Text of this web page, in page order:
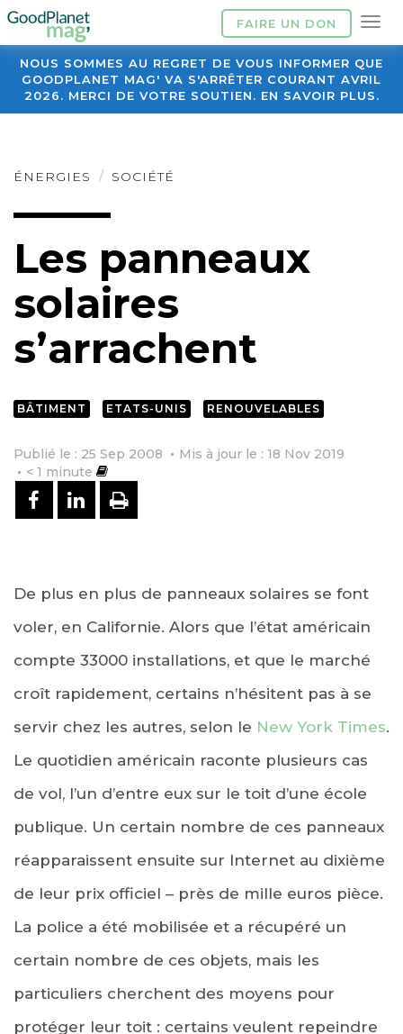
FAIRE UN DON
NOUS SOMMES AU REGRET DE VOUS INFORMER QUE
GOODPLANET MAG' VA S'ARRÊTER COURANT AVRIL
2026. MERCI DE VOTRE SOUTIEN. EN SAVOIR PLUS.
ÉNERGIES SOCIÉTÉ
Les panneaux
solaires
s’arrachent
BÂTIMENT ETATS-UNIS RENOUVELABLES
Publié le : 25 Sep 2008
Mis à jour le : 18 Nov 2019
< 1 minute
PARTAGER SUR FACEBOOK
PARTAGER SUR LINKEDIN
IMPRIMER
De plus en plus de panneaux solaires se font
voler, en Californie. Alors que l’état américain
compte 33000 installations, et que le marché
croît rapidement, certains n’hésitent pas à se
servir chez les autres, selon le New York Times.
Le quotidien américain raconte plusieurs cas
de vol, l’un d’entre eux sur le toit d’une école
publique. Un certain nombre de ces panneaux
réapparaissent ensuite sur Internet au dixième
de leur prix officiel – près de mille euros pièce.
La police a été mobilisée et a récupéré un
certain nombre de ces objets, mais les
particuliers cherchent des moyens pour
protéger leur toit : certains veulent repeindre